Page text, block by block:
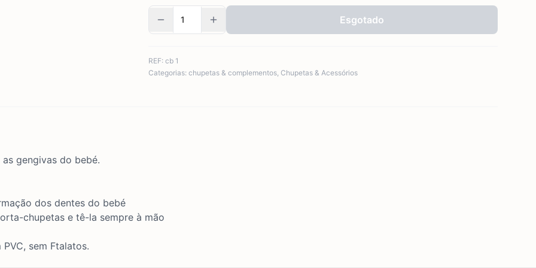
Esgotado
REF: cb 1
Categorias: chupetas & complementos, Chupetas & Acessórios
gengivas do bebé.
dos dentes do bebé
chupetas e tê-la sempre à mão
sem Ftalatos.